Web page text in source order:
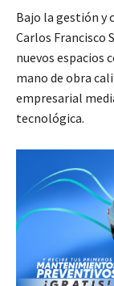
Bajo la gestión y
Carlos Francisco
nuevos espacios
mano de obra
empresarial
tecnológica.